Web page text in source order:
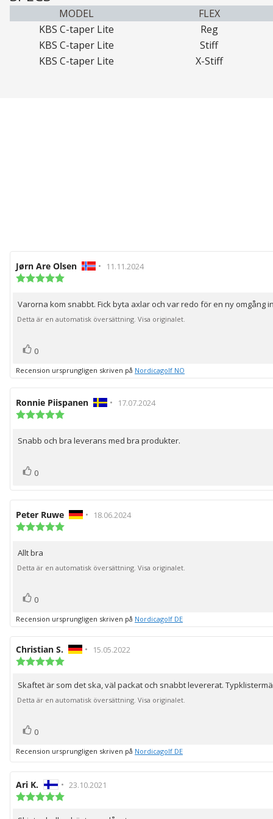
MODEL FLEX
KBS C-taper Lite
Reg
KBS C-taper Lite
Stiff
KBS C-taper Lite
X-Stiff
Recensionsförfattare:
Jørn Are Olsen • Recensionsdatum:
11.11.2024
5
stjärnor
Recensionstext:
Varorna kom snabbt. Fick byta axlar och var redo för en ny omgång
Detta är en automatisk översättning. Visa originalet.
Rösta
0
Recension ursprungligen skriven på Nordicagolf NO
Recensionsförfattare:
Ronnie Piispanen • Recensionsdatum:
17.07.2024
5
Recensionstext:
Snabb och bra leverans med bra produkter.
Rösta
upp
0
Recensionsförfattare:
Peter Ruwe • Recensionsdatum:
18.06.2024
stjärnor
Recensionstext:
Allt bra
Detta är en automatisk översättning. Visa originalet.
Rösta
0
Recension ursprungligen skriven på Nordicagolf DE
Recensionsförfattare:
Christian S. • Recensionsdatum:
15.05.2022
utav
5
stjärnor
Recensionstext:
Skaftet är som det ska, väl packat och snabbt levererat.
Detta är en automatisk översättning. Visa originalet.
Rösta
0
Recension ursprungligen skriven på Nordicagolf DE
Recensionsförfattare:
Ari K. • Recensionsdatum:
23.10.2021
utav